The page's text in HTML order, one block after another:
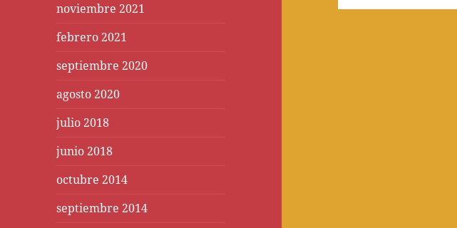
noviembre 2021
febrero 2021
septiembre 2020
agosto 2020
julio 2018
junio 2018
octubre 2014
septiembre 2014